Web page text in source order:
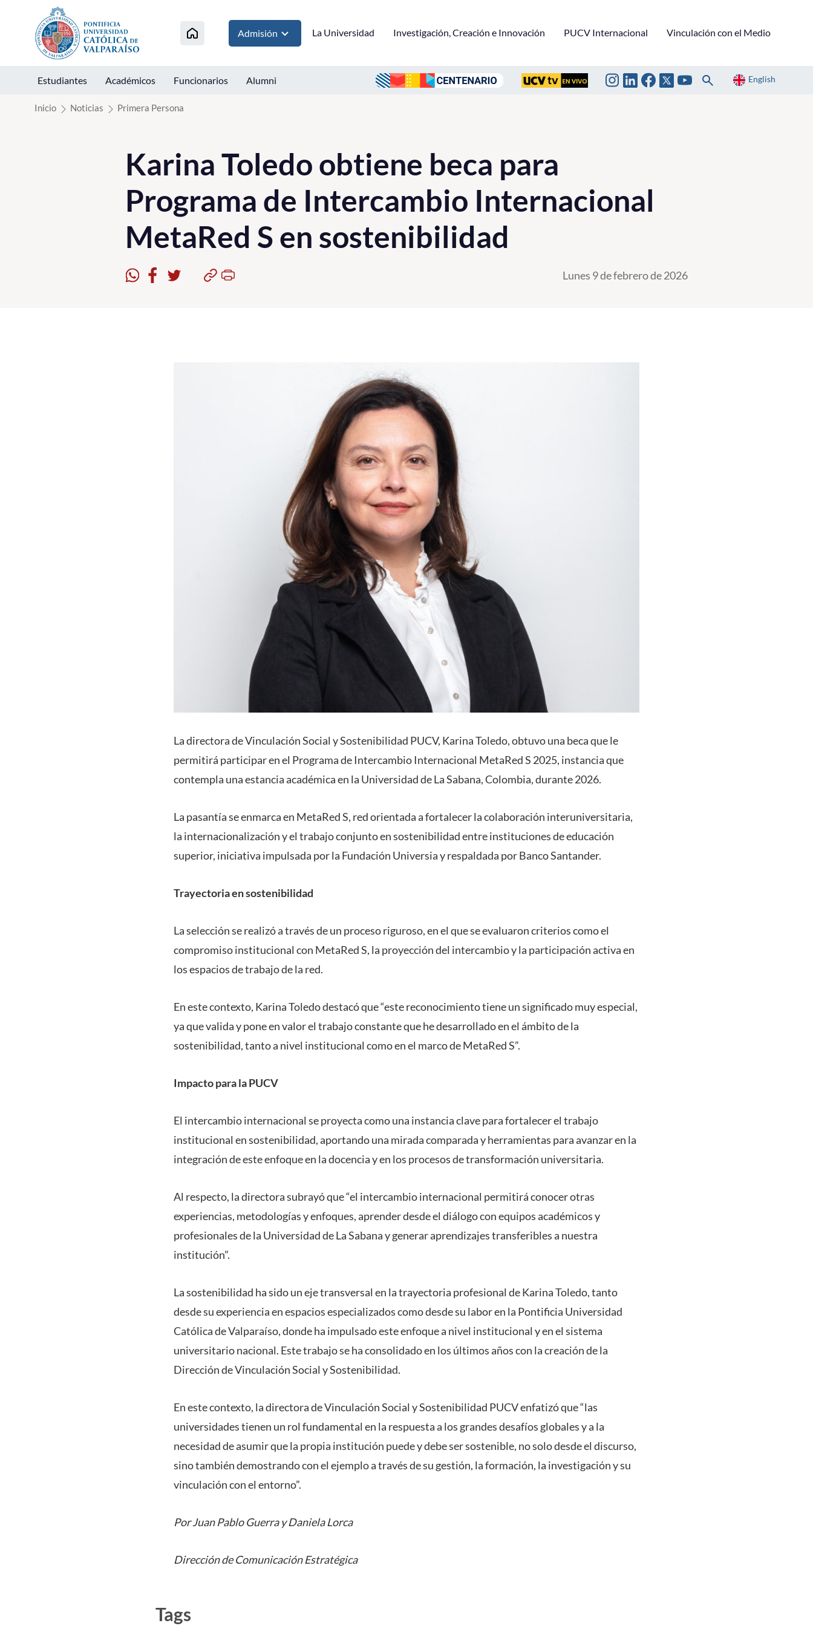
Click acá para ir directamente al contenido
Admisión La Universidad Investigación, Creación e Innovación PUCV Internacional Vinculación con el Medio
Estudiantes Académicos Funcionarios Alumni English
Inicio Noticias Primera Persona
Karina Toledo obtiene beca para
Programa de Intercambio Internacional
MetaRed S en sostenibilidad
Lunes 9 de febrero de 2026
La directora de Vinculación Social y Sostenibilidad PUCV, Karina Toledo, obtuvo una beca que le
permitirá participar en el Programa de Intercambio Internacional MetaRed S 2025, instancia que
contempla una estancia académica en la Universidad de La Sabana, Colombia, durante 2026.
La pasantía se enmarca en MetaRed S, red orientada a fortalecer la colaboración interuniversitaria,
la internacionalización y el trabajo conjunto en sostenibilidad entre instituciones de educación
superior, iniciativa impulsada por la Fundación Universia y respaldada por Banco Santander.
Trayectoria en sostenibilidad
La selección se realizó a través de un proceso riguroso, en el que se evaluaron criterios como el
compromiso institucional con MetaRed S, la proyección del intercambio y la participación activa en
los espacios de trabajo de la red.
En este contexto, Karina Toledo destacó que “este reconocimiento tiene un significado muy especial,
ya que valida y pone en valor el trabajo constante que he desarrollado en el ámbito de la
sostenibilidad, tanto a nivel institucional como en el marco de MetaRed S”.
Impacto para la PUCV
El intercambio internacional se proyecta como una instancia clave para fortalecer el trabajo
institucional en sostenibilidad, aportando una mirada comparada y herramientas para avanzar en la
integración de este enfoque en la docencia y en los procesos de transformación universitaria.
Al respecto, la directora subrayó que “el intercambio internacional permitirá conocer otras
experiencias, metodologías y enfoques, aprender desde el diálogo con equipos académicos y
profesionales de la Universidad de La Sabana y generar aprendizajes transferibles a nuestra
institución”.
La sostenibilidad ha sido un eje transversal en la trayectoria profesional de Karina Toledo, tanto
desde su experiencia en espacios especializados como desde su labor en la Pontificia Universidad
Católica de Valparaíso, donde ha impulsado este enfoque a nivel institucional y en el sistema
universitario nacional. Este trabajo se ha consolidado en los últimos años con la creación de la
Dirección de Vinculación Social y Sostenibilidad.
En este contexto, la directora de Vinculación Social y Sostenibilidad PUCV enfatizó que “las
universidades tienen un rol fundamental en la respuesta a los grandes desafíos globales y a la
necesidad de asumir que la propia institución puede y debe ser sostenible, no solo desde el discurso,
sino también demostrando con el ejemplo a través de su gestión, la formación, la investigación y su
vinculación con el entorno”.
Por Juan Pablo Guerra y Daniela Lorca
Dirección de Comunicación Estratégica
Tags